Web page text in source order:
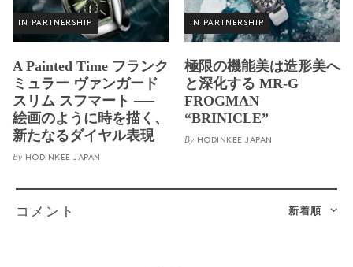
IN PARTNERSHIP
A Painted Time フランク
ミュラー ヴァンガード
スリム スフマート ──
絵画のように時を描く、
新たなるダイヤル表現
By HODINKEE JAPAN
IN PARTNERSHIP
極限の機能美は造形美へ
と深化する MR-G
FROGMAN
“BRINICLE”
By HODINKEE JAPAN
新着順
コメント